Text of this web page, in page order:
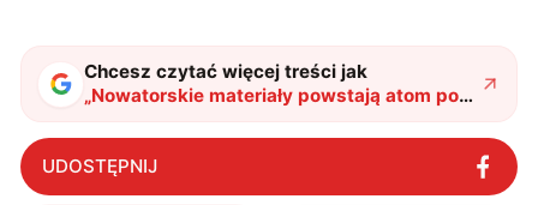
także uprawiać oraz oglądać sport.
Chcesz czytać więcej treści jak
„Nowatorskie materiały powstają atom po
atomie. Tych kwantowych klocków LEGO
nie układa człowiek"?
UDOSTĘPNIJ